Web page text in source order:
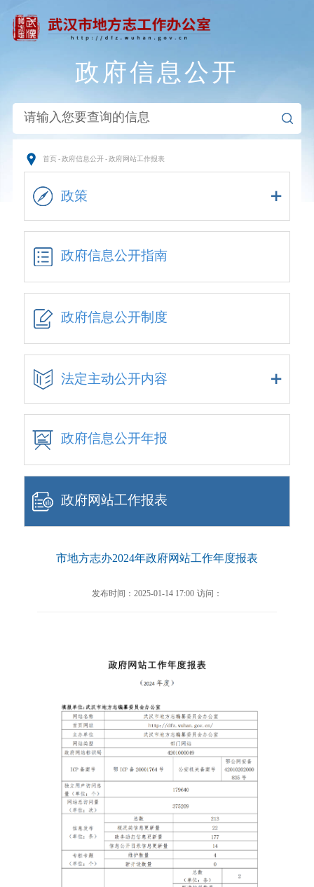
政府信息公开
首页 - 政府信息公开 - 政府网站工作报表
政策
政府信息公开指南
政府信息公开制度
法定主动公开内容
政府信息公开年报
政府网站工作报表
市地方志办2024年政府网站工作年度报表
发布时间：2025-01-14 17:00 访问：